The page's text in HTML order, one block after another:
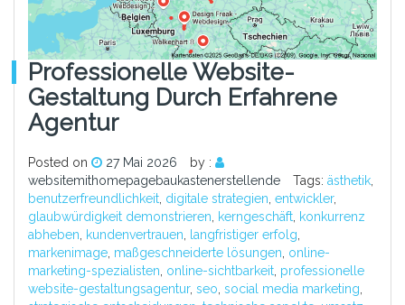
Professionelle Website-
Gestaltung Durch Erfahrene
Agentur
Posted on 27 Mai 2026
by :
websitemithomepagebaukastenerstellende
Tags: ästhetik
benutzerfreundlichkeit digitale strategien entwickler,
glaubwürdigkeit demonstrieren
kerngeschäft konkurrenz
abheben
kundenvertrauen langfristiger erfolg
markenimage maßgeschneiderte lösungen online-
marketing-spezialisten online-sichtbarkeit professionelle
website-gestaltungsagentur, seo social media marketing